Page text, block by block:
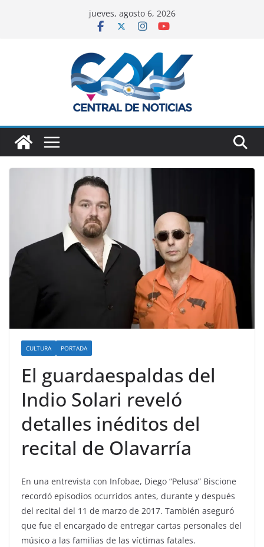
jueves, agosto 6, 2026
CULTURA PORTADA
El guardaespaldas del
Indio Solari reveló
detalles inéditos del
recital de Olavarría
En una entrevista con Infobae, Diego “Pelusa” Biscione
recordó episodios ocurridos antes, durante y después
del recital del 11 de marzo de 2017. También aseguró
que fue el encargado de entregar cartas personales del
músico a las familias de las víctimas fatales.